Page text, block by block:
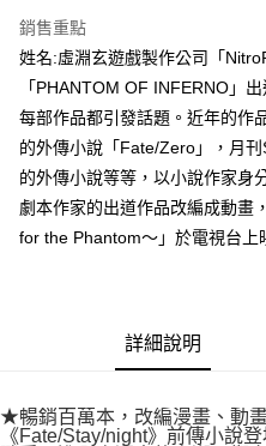
ATM／網路銀行／等多元方式進行付
※ 請注意：結帳手續完成當下不需
購買商品的店家。未經商家同意取
後付繳納相關費用。
※ 交易是否成功請以「AFTEE先享
是否繳費成功／繳費後需取消欲退
【注意事項】
１．透過由恩沛科技股份有限公司
易，需依本服務之必要範圍內提供
３．未成年的使用者請事先徵得法定
「AFTEE先享後付」，若未經同意
時審查核予不同之上限額度；若仍有
每筆NT$80，滿NT$500(含以上
付款後萊爾富取貨
每筆NT$80，滿NT$500(含以上)
7-11取貨付款
每筆NT$80，滿NT$500(含以上)
國家/地區配送
銷售重點
姓名:虛淵玄遊戲製作公司「
「PHANTOM OF INFERNO」
每部作品都引發話題。近年的作
的外傳小說「Fate/Zero」，月刊
的外傳小說等等，以小說作家身
劇本作家的出道作品改編成動畫
for the Phantom～」於電視台上
詳細說明
★暢銷百萬本，改編漫畫、動
《Fate/Stay/night》前傳小說